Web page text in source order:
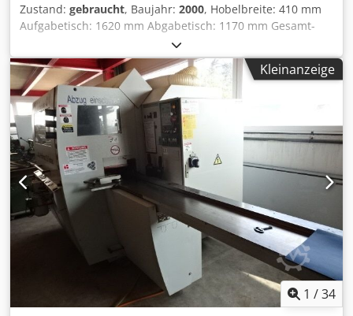
Zustand: gebraucht, Baujahr: 2000, Hobelbreite: 410 mm
Aufgabetisch: 1620 mm Abgabetisch: 1170 mm Gesamt-
Länge: 2850 mm elektromotorische Abrichttisch
Verstellung mit Digitalanzeige Anschlag schrägstellbar mit
Hilfsanschlag Motor: 4 kW Drehzahl: 5000 1/min.
Platzbedarf: 2950 x 1260 mm Gewicht: ca. 850 kg Lagerort:
Lieferant Djdpfx Ahjzb N Tze Nswa
Kleinanzeige
1 /34